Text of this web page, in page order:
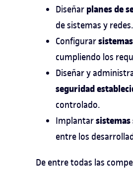
Diseñar planes de
de sistemas y redes.
Configurar
cumpliendo los
Diseñar y
seguridad
controlado.
Implantar
entre los
De entre todas las